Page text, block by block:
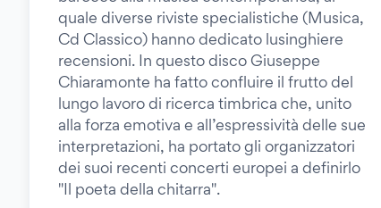
quale diverse riviste specialistiche (Musica,
Cd Classico) hanno dedicato lusinghiere
recensioni. In questo disco Giuseppe
Chiaramonte ha fatto confluire il frutto del
lungo lavoro di ricerca timbrica che, unito
alla forza emotiva e all’espressività delle sue
interpretazioni, ha portato gli organizzatori
dei suoi recenti concerti europei a definirlo
"Il poeta della chitarra".